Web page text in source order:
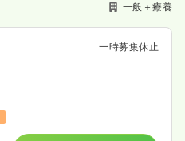
一般＋療養
一時募集休止